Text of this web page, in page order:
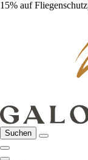
15% auf
Suchen